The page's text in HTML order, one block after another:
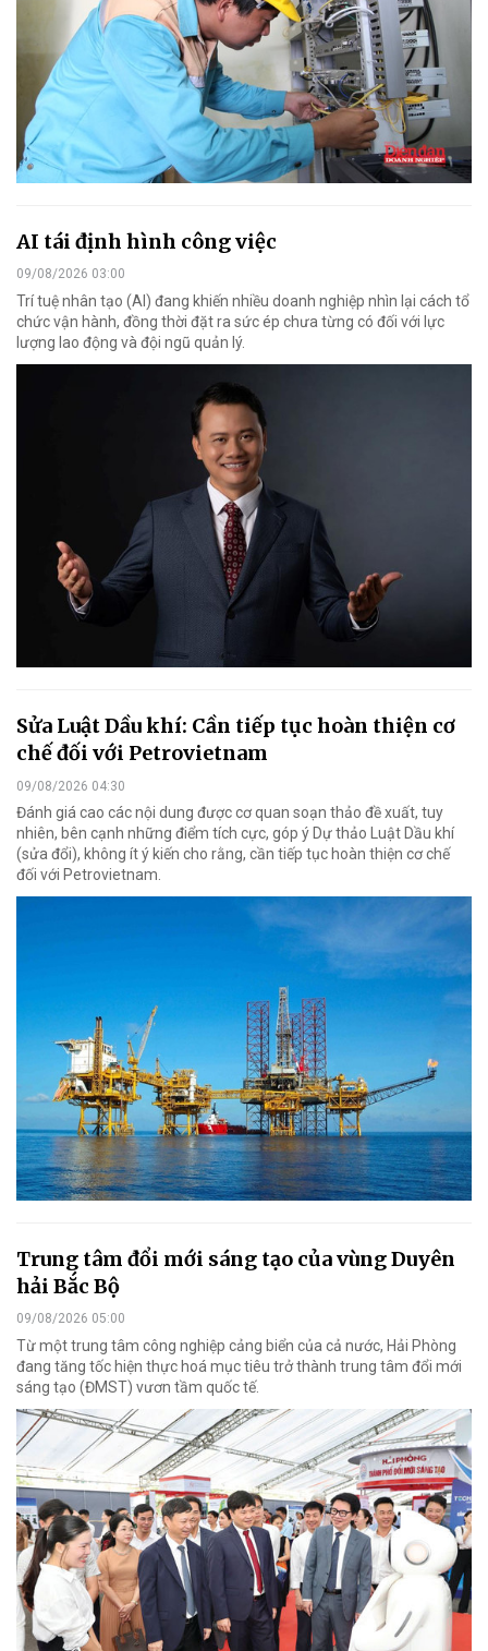
AI tái định hình công việc
09/08/2026 03:00
Trí tuệ nhân tạo (AI) đang khiến nhiều doanh nghiệp nhìn lại cách tổ
chức vận hành, đồng thời đặt ra sức ép chưa từng có đối với lực
lượng lao động và đội ngũ quản lý.
Sửa Luật Dầu khí: Cần tiếp tục hoàn thiện cơ
chế đối với Petrovietnam
09/08/2026 04:30
Đánh giá cao các nội dung được cơ quan soạn thảo đề xuất, tuy
nhiên, bên cạnh những điểm tích cực, góp ý Dự thảo Luật Dầu khí
(sửa đổi), không ít ý kiến cho rằng, cần tiếp tục hoàn thiện cơ chế
đối với Petrovietnam.
Trung tâm đổi mới sáng tạo của vùng Duyên
hải Bắc Bộ
09/08/2026 05:00
Từ một trung tâm công nghiệp cảng biển của cả nước, Hải Phòng
đang tăng tốc hiện thực hoá mục tiêu trở thành trung tâm đổi mới
sáng tạo (ĐMST) vươn tầm quốc tế.